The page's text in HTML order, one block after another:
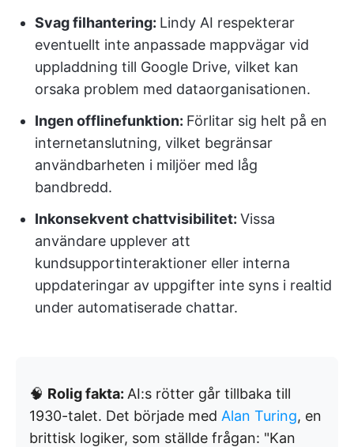
Svag filhantering: Lindy AI respekterar
eventuellt inte anpassade mappvägar vid
uppladdning till Google Drive, vilket kan
orsaka problem med dataorganisationen.
Ingen offlinefunktion: Förlitar sig helt på en
internetanslutning, vilket begränsar
användbarheten i miljöer med låg
bandbredd.
Inkonsekvent chattvisibilitet: Vissa
användare upplever att
kundsupportinteraktioner eller interna
uppdateringar av uppgifter inte syns i realtid
under automatiserade chattar.
🧠 Rolig fakta: AI:s rötter går tillbaka till
1930-talet. Det började med Alan Turing, en
brittisk logiker, som ställde frågan: "Kan